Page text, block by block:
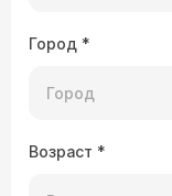
Город *
Возраст *